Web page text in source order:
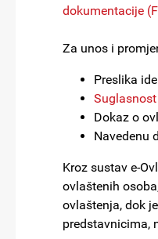
dokumentacije
Za unos i
Preslika
Dokaz o
Navedenu
Kroz sustav e-
ovlaštenih
ovlaštenja, dok
predstavnicima,